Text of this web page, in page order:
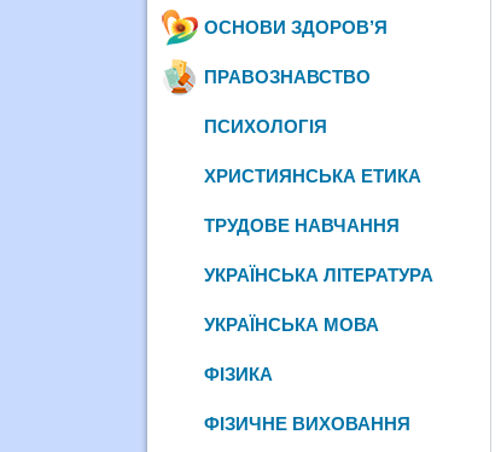
ОСНОВИ ЗДОРОВ’Я
ПРАВОЗНАВСТВО
ПСИХОЛОГІЯ
ХРИСТИЯНСЬКА ЕТИКА
ТРУДОВЕ НАВЧАННЯ
УКРАЇНСЬКА ЛІТЕРАТУРА
УКРАЇНСЬКА МОВА
ФІЗИКА
ФІЗИЧНЕ ВИХОВАННЯ